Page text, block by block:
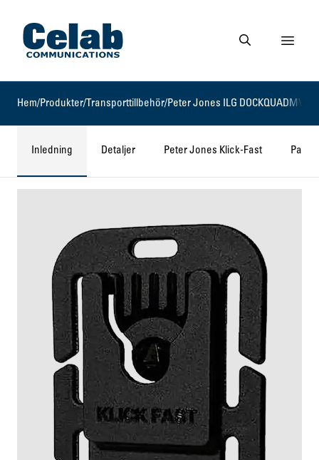
Gå till startsidan
Gå till söksidan
Visa
Hem/Produkter/ Transporttillbehör/Peter Jones ILG DOCKQUADMV
Inledning Detaljer Peter Jones Klick-Fast